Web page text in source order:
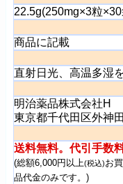
22.5g(250mg×3粒
商品に記載
直射日光、高温多湿
明治薬品株式会社H
東京都千代田区外神
送料無料。代引手数
(総額6,000円以上(税込)お
品代金のみです。)